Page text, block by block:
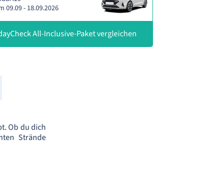
09.09 - 18.09.2026
All-Inclusive-Paket vergleichen
Ob du dich
Strände